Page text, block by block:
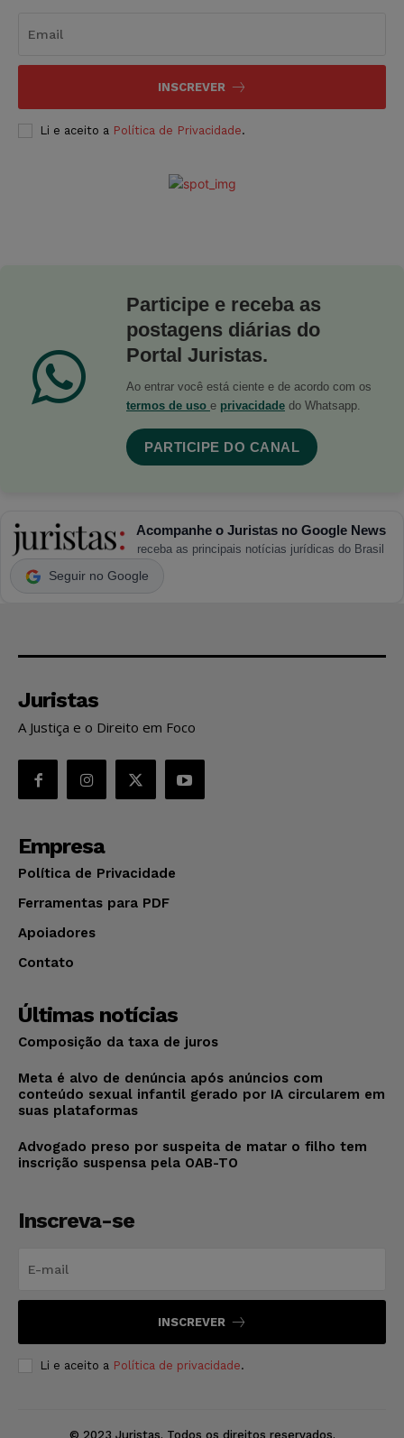
INSCREVER
Li e aceito a Política de Privacidade.
Participe e receba as
postagens diárias do
Portal Juristas.
Ao entrar você está ciente e de acordo com os
termos de uso e privacidade do Whatsapp.
PARTICIPE DO CANAL
Acompanhe o Juristas no Google News
receba as principais notícias jurídicas do Brasil
Seguir no Google
Juristas
A Justiça e o Direito em Foco
Empresa
Política de Privacidade
Ferramentas para PDF
Apoiadores
Contato
Últimas notícias
Composição da taxa de juros
Meta é alvo de denúncia após anúncios com
conteúdo sexual infantil gerado por IA circularem em
suas plataformas
Advogado preso por suspeita de matar o filho tem
inscrição suspensa pela OAB-TO
Inscreva-se
INSCREVER
Li e aceito a Política de privacidade.
© 2023 Juristas. Todos os direitos reservados.